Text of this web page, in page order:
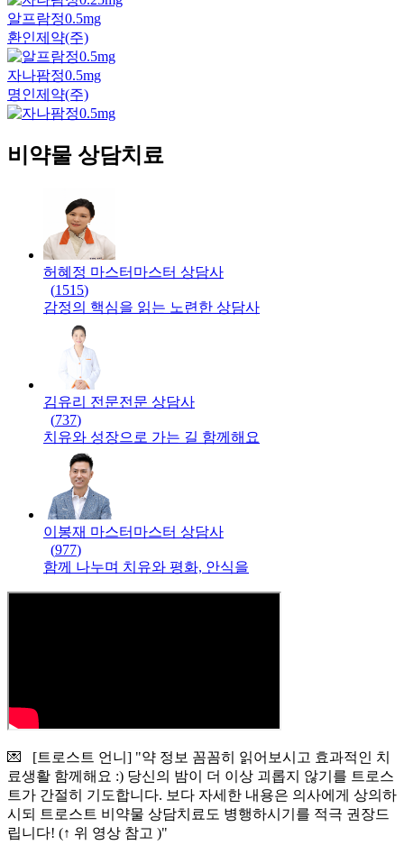
알프람정0.5mg
환인제약(주)
자나팜정0.5mg
명인제약(주)
비약물 상담치료
허혜정 마스터 마스터 상담사
(1515)
감정의 핵심을 읽는 노련한 상담사
김유리 전문전문 상담사
(737)
치유와 성장으로 가는 길 함께해요
이봉재 마스터 마스터 상담사
(977)
함께 나누며 치유와 평화, 안식을
💌 [트로스트 언니] "약 정보 꼼꼼히 읽어보시고 효과적인 치
료생활 함께해요 :) 당신의 밤이 더 이상 괴롭지 않기를 트로스
트가 간절히 기도합니다. 보다 자세한 내용은 의사에게 상의하
시되 트로스트 비약물 상담치료도 병행하시기를 적극 권장드
립니다! (↑ 위 영상 참고 )"